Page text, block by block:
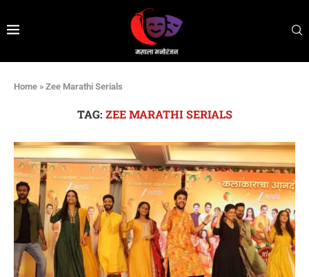
Home » Zee Marathi Serials
TAG: ZEE MARATHI SERIALS